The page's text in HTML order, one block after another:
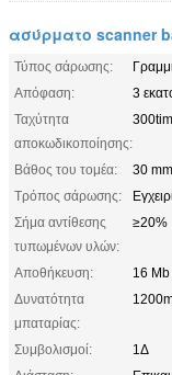
ασύρματο scanner
Τύπος σάρωσης:
Απόφαση:
3
Ταχύτητα
αποκωδικοποίησης:
Βάθος του τομέα:
30
Τρόπος σάρωσης:
Σήμα αντίθεσης
τυπωμένων υλών:
≥20%
Αποθήκευση:
16
Δυνατότητα
μπαταρίας:
Συμβολισμοί:
1Δ